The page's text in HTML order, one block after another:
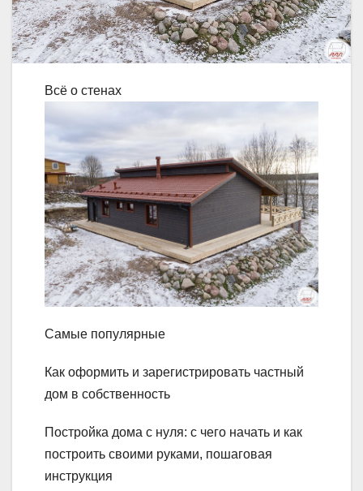
Всё о стенах
Самые популярные
Как оформить и зарегистрировать частный
дом в собственность
Постройка дома с нуля: с чего начать и как
построить своими руками, пошаговая
инструкция